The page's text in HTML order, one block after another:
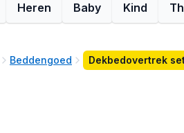
Heren Baby Kind
Beddengoed Dekbedovertrek